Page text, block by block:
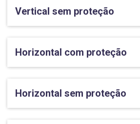
Vertical sem proteção
Horizontal com proteção
Horizontal sem proteção